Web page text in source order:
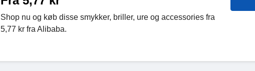
Shop nu og køb disse smykker, briller, ure og accessories fra
5,77 kr fra Alibaba.